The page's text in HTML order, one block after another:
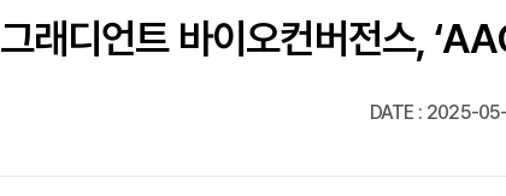
그래디언트 바이오컨버전스,
DATE : 2025-